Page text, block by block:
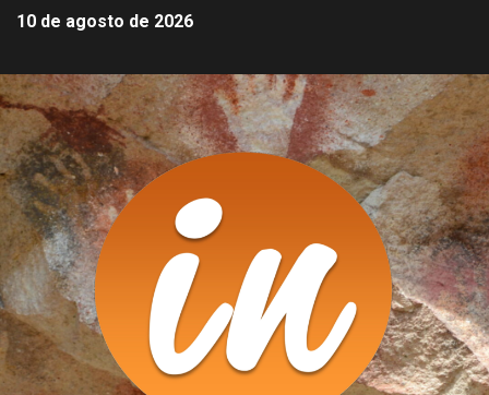
10 de agosto de 2026